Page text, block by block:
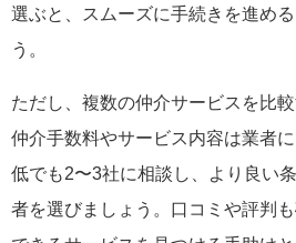
選ぶと、スムーズに手続きを進め
う。
ただし、複数の仲介サービスを比
仲介手数料やサービス内容は業者
低でも2〜3社に相談し、より良い
者を選びましょう。口コミや評判